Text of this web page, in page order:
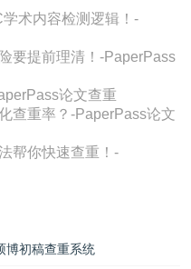
术内容检测逻辑！-
要提前理清！-PaperPass
论文查重
查重率？-PaperPass论文
帮你快速查重！-
博初稿查重系统